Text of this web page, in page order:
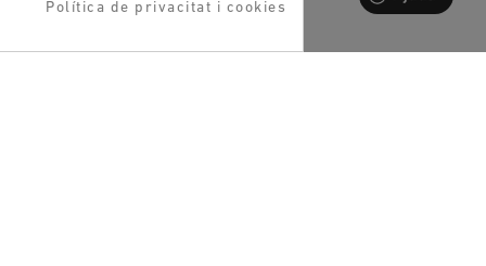
Política de privacitat i cookies